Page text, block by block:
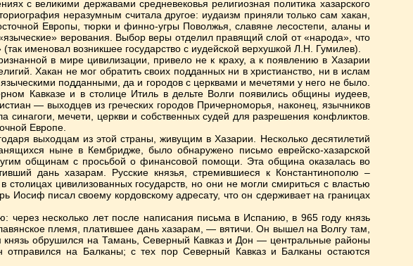
с великими державами средневековья религиозная политика хазарского
неразумным считала другое: иудаизм приняли только сам хакан,
Европы, тюрки и финно-угры Поволжья, славяне лесостепи, аланы и
верования. Выбор веры отделил правящий слой от «народа», что
именовал возникшее государство с иудейской верхушкой Л.Н. Гумилев).
в мире цивилизации, привело не к краху, а к появлению в Хазарии
Хакан не мог обратить своих подданных ни в христианство, ни в ислам
подданными, да и городов с церквами и мечетями у него не было.
Кавказе и в столице Итиль в дельте Волги появились общины иудеев,
— выходцев из греческих городов Причерноморья, наконец, язычников
мечети, церкви и собственных судей для разрешения конфликтов.
Европе.
выходцам из этой страны, живущим в Хазарии. Несколько десятилетий
ныне в Кембридже, было обнаружено письмо еврейско-хазарской
общинам с просьбой о финансовой помощи. Эта община оказалась во
дань хазарам. Русские князья, стремившиеся к Константинополю –
цивилизованных государств, но они не могли смириться с властью
писал своему кордовскому адресату, что он сдерживает на границах
несколько лет после написания письма в Испанию, в 965 году князь
племя, платившее дань хазарам, — вятичи. Он вышел на Волгу там,
князь обрушился на Тамань, Северный Кавказ и Дон — центральные районы
на Балканы; с тех пор Северный Кавказ и Балканы остаются